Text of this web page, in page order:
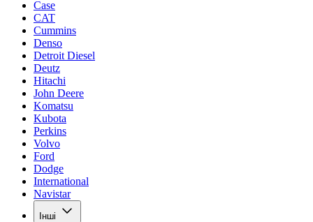
Case
CAT
Cummins
Denso
Detroit Diesel
Deutz
Hitachi
John Deere
Komatsu
Kubota
Perkins
Volvo
Ford
Dodge
International
Navistar
Інші